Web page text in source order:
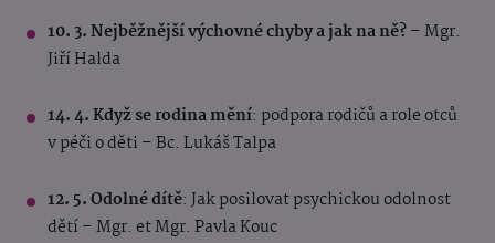
10. 3. Nejběžnější výchovné chyby a jak na ně?– Mgr.
Jiří Halda
14. 4. Když se rodina mění: podpora rodičů a role otců
v péči o děti – Bc. Lukáš Talpa
12. 5. Odolné dítě: Jak posilovat psychickou odolnost
dětí – Mgr. et Mgr. Pavla Kouc